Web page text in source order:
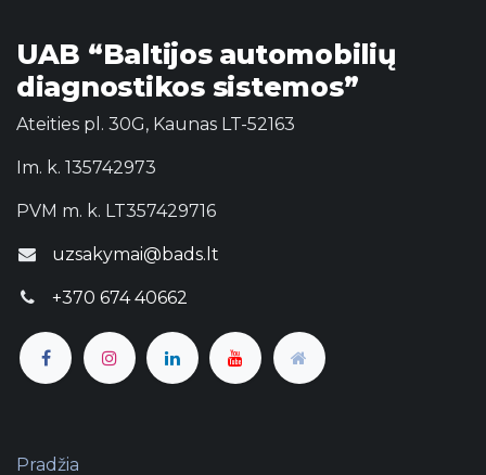
UAB “Baltijos automobilių
diagnostikos sistemos”
Ateities pl. 30G, Kaunas LT-52163
Im. k. 135742973
PVM m. k. LT357429716
uzsakymai@bads.lt
+370 674 40662
Pradžia